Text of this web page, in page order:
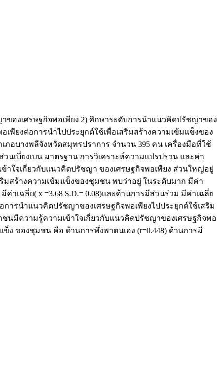
าของเศรษฐกิจพอเพียง 2) ศึกษาระดับการนำแนวคิดปรัชญาของ
พียงต่อการนำไปประยุกต์ใช้เพื่อเสริมสร้างความเข้มแข็งของ
อบางพลีจังหวัดสมุทรปราการ จำนวน 395 คน เครื่องมือที่ใช้
เบี่ยงเบน มาตรฐาน การวิเคราะห์ความแปรปรวน และค่า
ใจเกี่ยวกับแนวคิดปรัชญา ของเศรษฐกิจพอเพียง ส่วนใหญ่อยู่
ริมสร้างความเข้มแข็งของชุมชน พบว่าอยู่ ในระดับมาก มีค่า
ค่าเฉลี่ย( x =3.68 S.D.= 0.08)และด้านการมีส่วนร่วม มีค่าเฉลี่ย
ารนำแนวคิดปรัชญาของเศรษฐกิจพอเพียงไปประยุกต์ใช้เสริม
นมีความรู้ความเข้าใจเกี่ยวกับแนวคิดปรัชญาของเศรษฐกิจพอ
ของชุมชน คือ ด้านการพึ่งพาตนเอง (r=0.448) ด้านการมี